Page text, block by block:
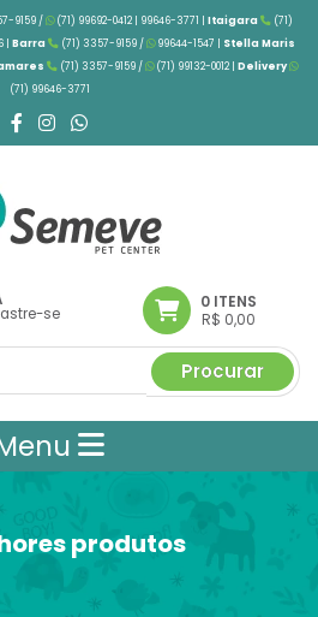
9159 / (71) 99692-0412 | 99646-3771 | Itaigara
(71)
| Barra (71) 3357-9159 / 99644-1547 | Stella Maris
(71) 3357-9159 / (71) 99132-0012 | Delivery
(71) 99646-3771
se
0 ITENS
R$ 0,00
Procurar
produtos